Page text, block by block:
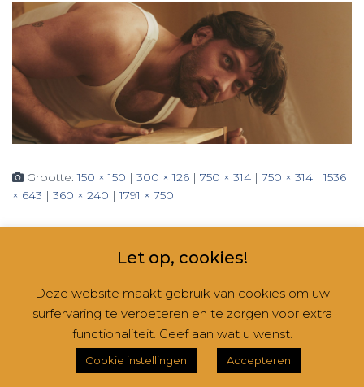
Grootte:150 × 150 | 300 × 126 | 750 × 314 | 750 × 314 | 1536
× 643 | 360 × 240 | 1791 × 750
CONTACT NIEUWSBRIEVEN RUBRIEKEN
Hestia | Ontwikkeld doorThemeIsle
Let op, cookies!
Deze website maakt gebruik van cookies om uw
surfervaring te verbeteren en te zorgen voor extra
functionaliteit. Geef aan wat u wenst.
Cookie instellingen Accepteren